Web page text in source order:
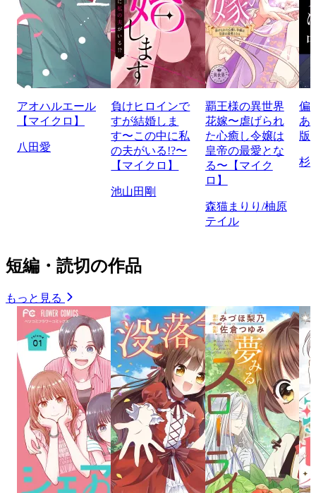
アオハルエール
【マイクロ】
八田愛
負けヒロインで
すが結婚しま
す〜この中に私
の夫がいる!?〜
【マイクロ】
池山田剛
覇王様の異世界
花嫁〜虐げられ
た心癒し令嬢は
皇帝の最愛とな
る〜【マイク
ロ】
森猫まりり/柚原
テイル
偏
あ
版
杉
短編・読切の作品
もっと見る